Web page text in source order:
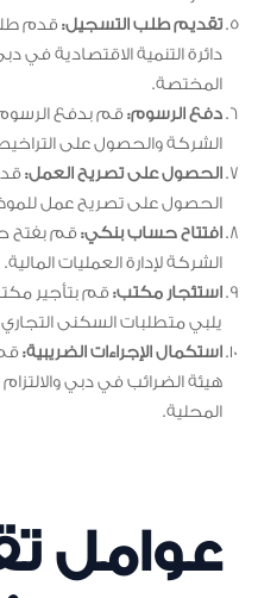
تقديم طلب التسجيل:قدم
المختصة.
دفع الرسوم:قم بدفع
الشركة والحصول على
الحصول على تصريح العمل:
الحصول على تصريح عمل
افتتاح حساب بنكي:قم بفتح
الشركة لإدارة العمليات المالية.
استئجار مكتب:قم بتأجير
يلبي متطلبات السكنى
استكمال الإجراءات الضريبية:
هيئة الضرائب في دبي والالتزام
المحلية.
عوامل